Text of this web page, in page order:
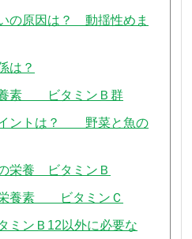
の原因は？ 動揺性めま
は？
養素 ビタミンＢ群
イントは？ 野菜と魚の
栄養 ビタミンＢ
栄養素 ビタミンＣ
ンＢ12以外に必要な